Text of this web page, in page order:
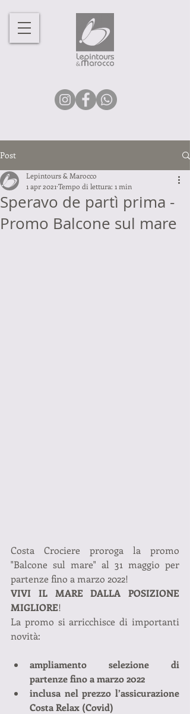
Post
Speravo de partì prima -
Promo Balcone sul mare
Lepintours & Marocco
1 apr 2021 Tempo di lettura: 1 min
Costa Crociere proroga la promo
"Balcone sul mare" al 31 maggio per
partenze fino a marzo 2022!
VIVI IL MARE DALLA POSIZIONE
MIGLIORE!
La promo si arricchisce di importanti
novità:
ampliamento selezione di
partenze fino a marzo 2022
inclusa nel prezzo l’assicurazione
Costa Relax (Covid)